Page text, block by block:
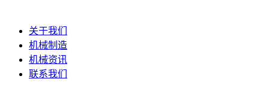
关于我们
机械制造
机械资讯
联系我们